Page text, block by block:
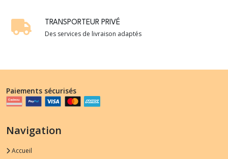
TRANSPORTEUR PRIVÉ
Des services de livraison adaptés
Paiements sécurisés
Navigation
Accueil